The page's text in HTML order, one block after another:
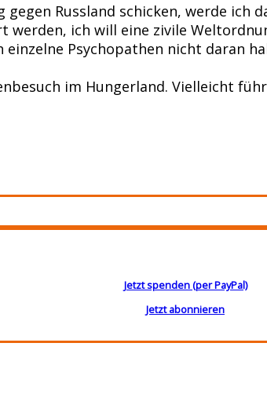
Russland schicken, werde
ich will eine zivile
Psychopathen nicht daran
im Hungerland. Vielleicht
Jetzt spenden (per PayPal)
Jetzt abonnieren